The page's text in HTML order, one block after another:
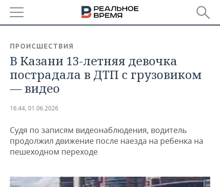
БАШКОРТОСТАН
ТАТАРСТАН
НОВОСТИ
АНАЛИТИКА
ДЕКЛАРАЦИИ О ДОХОДАХ
КОРОЛИ ГОСЗАКАЗА ПФО
НОВОСТИ ЭКОНОМИКИ
ФИНАНСЫ
ПРОМЫШЛЕННОСТЬ
НОВОСТИ
ПРОМЫШЛЕННОСТИ
АГРОПРОМ
НЕДВИЖИМОСТЬ
ПРОИСШЕСТВИЯ
В Казани 13-летняя девочка
пострадала в ДТП с грузовиком
— видео
16:44, 01.06.2026
Судя по записям видеонаблюдения, водитель
продолжил движение после наезда на ребенка на
пешеходном переходе